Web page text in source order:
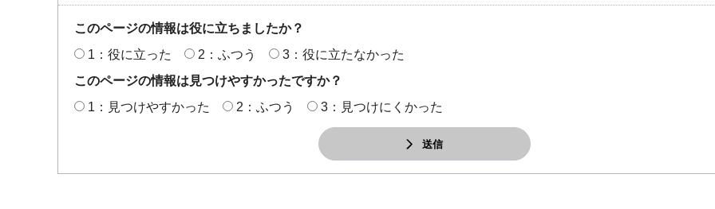
このページの情報は役に立ちましたか？
1：役に立った
2：ふつう
3：役に立たなかった
このページの情報は見つけやすかったですか？
1：見つけやすかった
2：ふつう 3：見つけにくかった
送信